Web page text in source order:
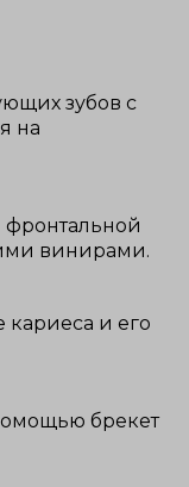
зубов с
на
фронтальной
винирами.
кариеса и его
брекет